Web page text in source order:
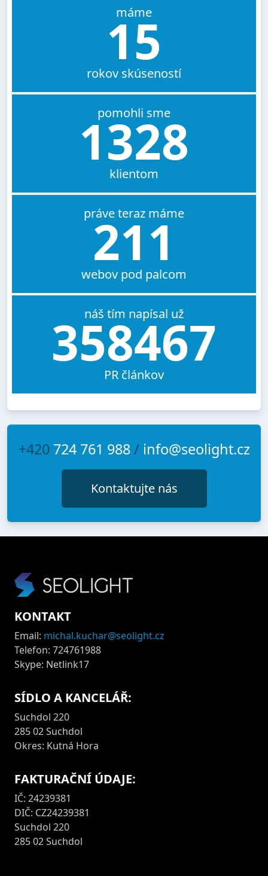
máme
15
rokov skúseností
pomohli sme
1328
klientom
práve teraz máme
211
webov pod palcom
náš tím napísal už
358467
PR článkov
+420 724 761 988/ info@seolight.cz
Kontaktujte nás
KONTAKT
Email: michal.kuchar@seolight.cz
Telefon: 724761988
Skype: Netlink17
SÍDLO A KANCELÁŘ:
Suchdol 220
285 02 Suchdol
Okres: Kutná Hora
FAKTURAČNÍ ÚDAJE:
IČ: 24239381
DIČ: CZ24239381
Suchdol 220
285 02 Suchdol